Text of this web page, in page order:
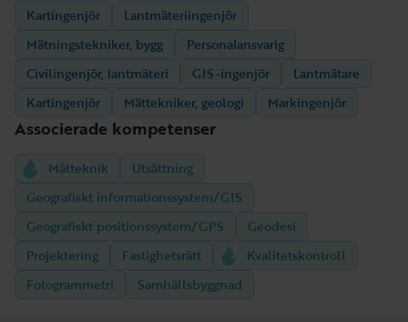
Kartingenjör
Lantmäteriingenjör
Mätningstekniker, bygg
Personalansvarig
Civilingenjör, lantmäteri
GIS-ingenjör
Lantmätare
Kartingenjör
Mättekniker, geologi Markingenjör
Associerade kompetenser
Mätteknik
Utsättning
Geografiskt informationssystem/GIS
Geografiskt positionssystem/GPS
Geodesi
Projektering
Fastighetsrätt
Kvalitetskontroll
Fotogrammetri
Samhällsbyggnad